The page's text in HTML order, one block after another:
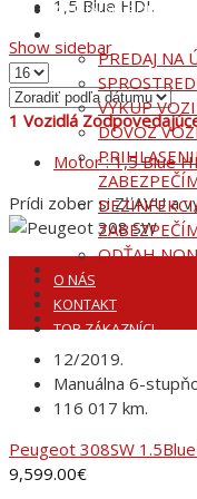
AKTUÁLNA PONUKA
PREDAJ NA
VÝKUP
DOVOZ
ODŤAH
O NÁS
KONTAKT
TOP ZÁKAZNÍCI
1,5 Blue HDI.
Show sidebar
1 Vozidlá
Motor :1,5 Blue
Prídi zober si ZĽAVU a
12/2019.
Manuálna 6-
116 017 km.
Peugeot 308SW
9,599.00€